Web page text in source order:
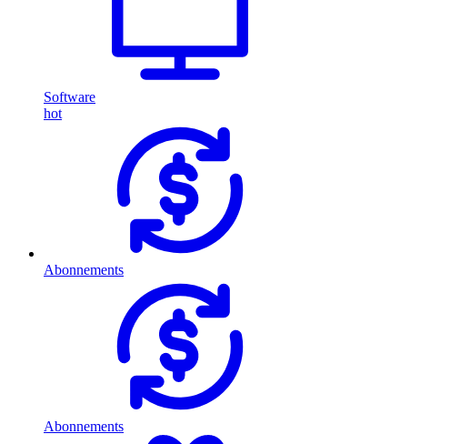
Software
hot
Abonnements
Abonnements